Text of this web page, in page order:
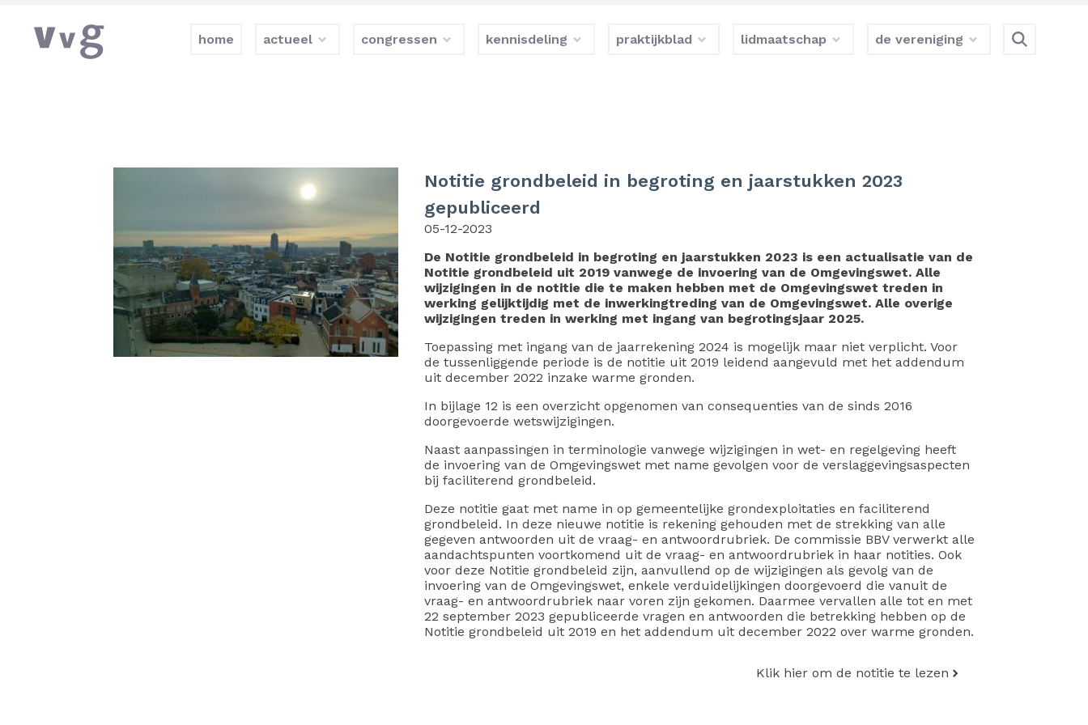
home actueel congressen kennisdeling praktijkblad lidmaatschap de vereniging
Notitie grondbeleid in begroting en jaarstukken 2023
gepubliceerd
05-12-2023
De Notitie grondbeleid in begroting en jaarstukken 2023 is een actualisatie van de
Notitie grondbeleid uit 2019 vanwege de invoering van de Omgevingswet. Alle
wijzigingen in de notitie die te maken hebben met de Omgevingswet treden in
werking gelijktijdig met de inwerkingtreding van de Omgevingswet. Alle overige
wijzigingen treden in werking met ingang van begrotingsjaar 2025.
Toepassing met ingang van de jaarrekening 2024 is mogelijk maar niet verplicht. Voor
de tussenliggende periode is de notitie uit 2019 leidend aangevuld met het addendum
uit december 2022 inzake warme gronden.
In bijlage 12 is een overzicht opgenomen van consequenties van de sinds 2016
doorgevoerde wetswijzigingen.
Naast aanpassingen in terminologie vanwege wijzigingen in wet- en regelgeving heeft
de invoering van de Omgevingswet met name gevolgen voor de verslaggevingsaspecten
bij faciliterend grondbeleid.
Deze notitie gaat met name in op gemeentelijke grondexploitaties en faciliterend
grondbeleid. In deze nieuwe notitie is rekening gehouden met de strekking van alle
gegeven antwoorden uit de vraag- en antwoordrubriek. De commissie BBV verwerkt alle
aandachtspunten voortkomend uit de vraag- en antwoordrubriek in haar notities. Ook
voor deze Notitie grondbeleid zijn, aanvullend op de wijzigingen als gevolg van de
invoering van de Omgevingswet, enkele verduidelijkingen doorgevoerd die vanuit de
vraag- en antwoordrubriek naar voren zijn gekomen. Daarmee vervallen alle tot en met
22 september 2023 gepubliceerde vragen en antwoorden die betrekking hebben op de
Notitie grondbeleid uit 2019 en het addendum uit december 2022 over warme gronden.
Klik hier om de notitie te lezen